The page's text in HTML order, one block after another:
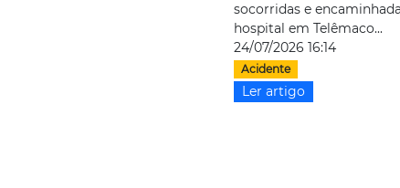
socorridas e
hospital em Telêmaco...
24/07/2026 16:14
Acidente
Ler artigo